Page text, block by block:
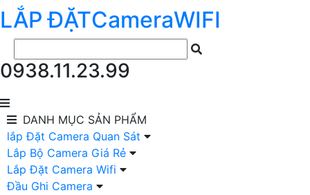
LẮP ĐẶTCameraWIFI
0938.11.23.99
DANH MỤC SẢN PHẨM
lắp Đặt Camera Quan Sát
Lắp Bộ Camera Giá Rẻ
Lắp Đặt Camera Wifi
Đầu Ghi Camera